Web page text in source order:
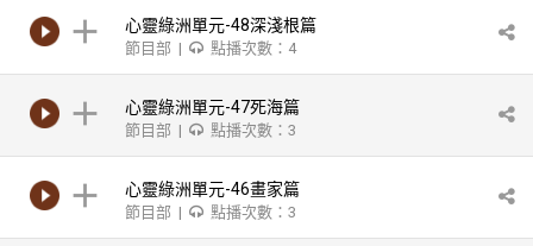
心靈綠洲單元-48深淺根篇
節目部 | 點播次數：4
心靈綠洲單元-47死海篇
節目部 | 點播次數：3
心靈綠洲單元-46畫家篇
節目部 | 點播次數：3